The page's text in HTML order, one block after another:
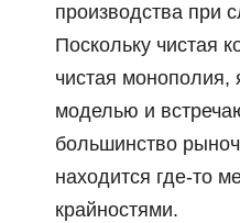
производства при
Поскольку чистая
чистая монополия,
моделью и
большинство
находится где-то
крайностями.